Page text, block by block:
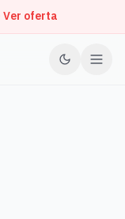
Ver oferta